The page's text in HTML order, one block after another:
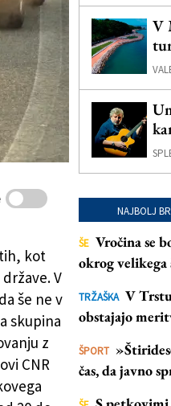
kot
V
še ne v
skupina
z
CNR
V
NAJBOLJ
ŠE Vročina se
okrog velikega
TRŽAŠKA V
obstajajo
ŠPORT
čas, da javno